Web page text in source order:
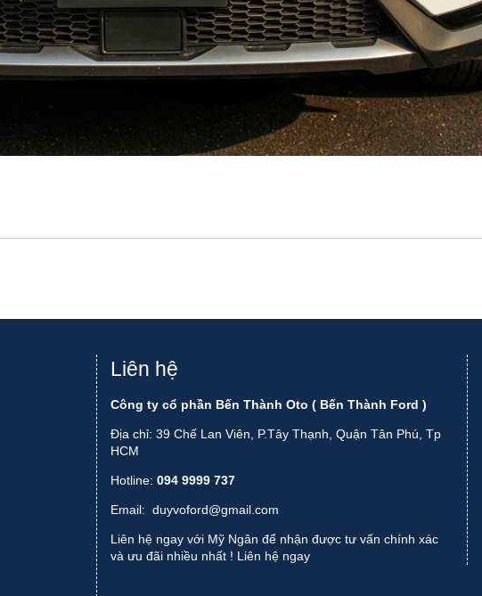
Liên hệ
Công ty cổ phần Bến Thành Oto ( Bến Thành Ford )
Địa chỉ: 39 Chế Lan Viên, P.Tây Thạnh, Quận Tân Phú, Tp
HCM
Hotline: 094 9999 737
Email: duyvoford@gmail.com
Liên hệ ngay với Mỹ Ngân để nhận được tư vấn chính xác
và ưu đãi nhiều nhất ! Liên hệ ngay